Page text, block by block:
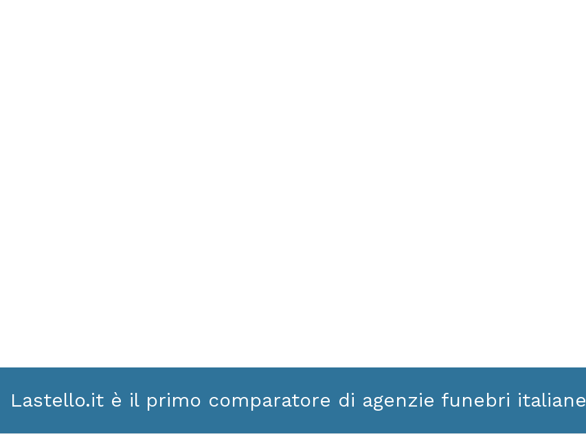
Lastello.it è il primo comparatore di agenzie funebri italiane